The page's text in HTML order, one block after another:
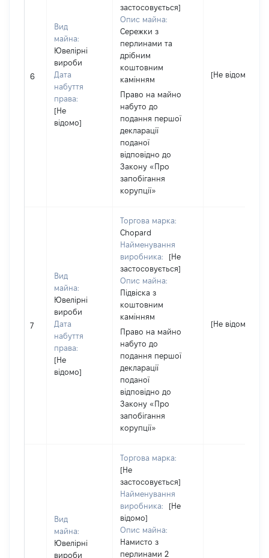
6
Вид
майна:
Ювелірні
вироби
Дата
набуття
права:
[Не
відомо]
застосовується]
Опис майна:
Сережки з
перлинами та
дрібним
коштовним
камінням
Право на майно
набуто до
подання першої
декларації
поданої
відповідно до
Закону «Про
запобігання
корупції»
[Не відомо]
7
Вид
майна:
Ювелірні
вироби
Дата
набуття
права:
[Не
відомо]
Торгова марка:
Chopard
Найменування
виробника:
[Не
застосовується]
Опис майна:
Підвіска з
коштовним
камінням
Право на майно
набуто до
подання першої
декларації
поданої
відповідно до
Закону «Про
запобігання
корупції»
[Не відомо]
Вид
майна:
Ювелірні
вироби
Торгова марка:
[Не
застосовується]
Найменування
виробника:
[Не
відомо]
Опис майна:
Намисто з
перлинами 2